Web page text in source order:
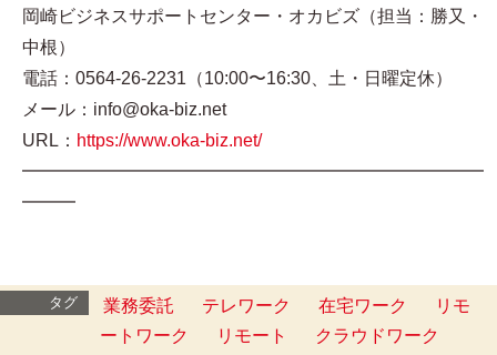
岡崎ビジネスサポートセンター・オカビズ（担当：勝又・
中根）
電話：0564-26-2231（10:00〜16:30、土・日曜定休）
メール：info@oka-biz.net
URL： https://www.oka-biz.net/
━━━━━━━━━━━━━━━━━━━━━━━━━━
━━━
タグ 業務委託 テレワーク 在宅ワーク
リモ
ートワーク
リモート
クラウドワーク